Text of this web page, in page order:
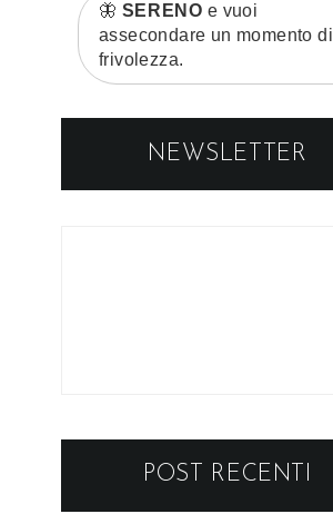
🦋 SERENO e vuoi
assecondare un momento di
frivolezza.
NEWSLETTER
POST RECENTI